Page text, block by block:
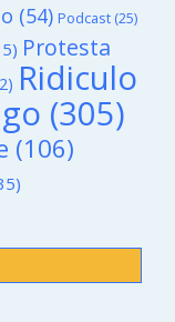
(54) Podcast (25)
Protesta
Ridiculo
(305)
(106)